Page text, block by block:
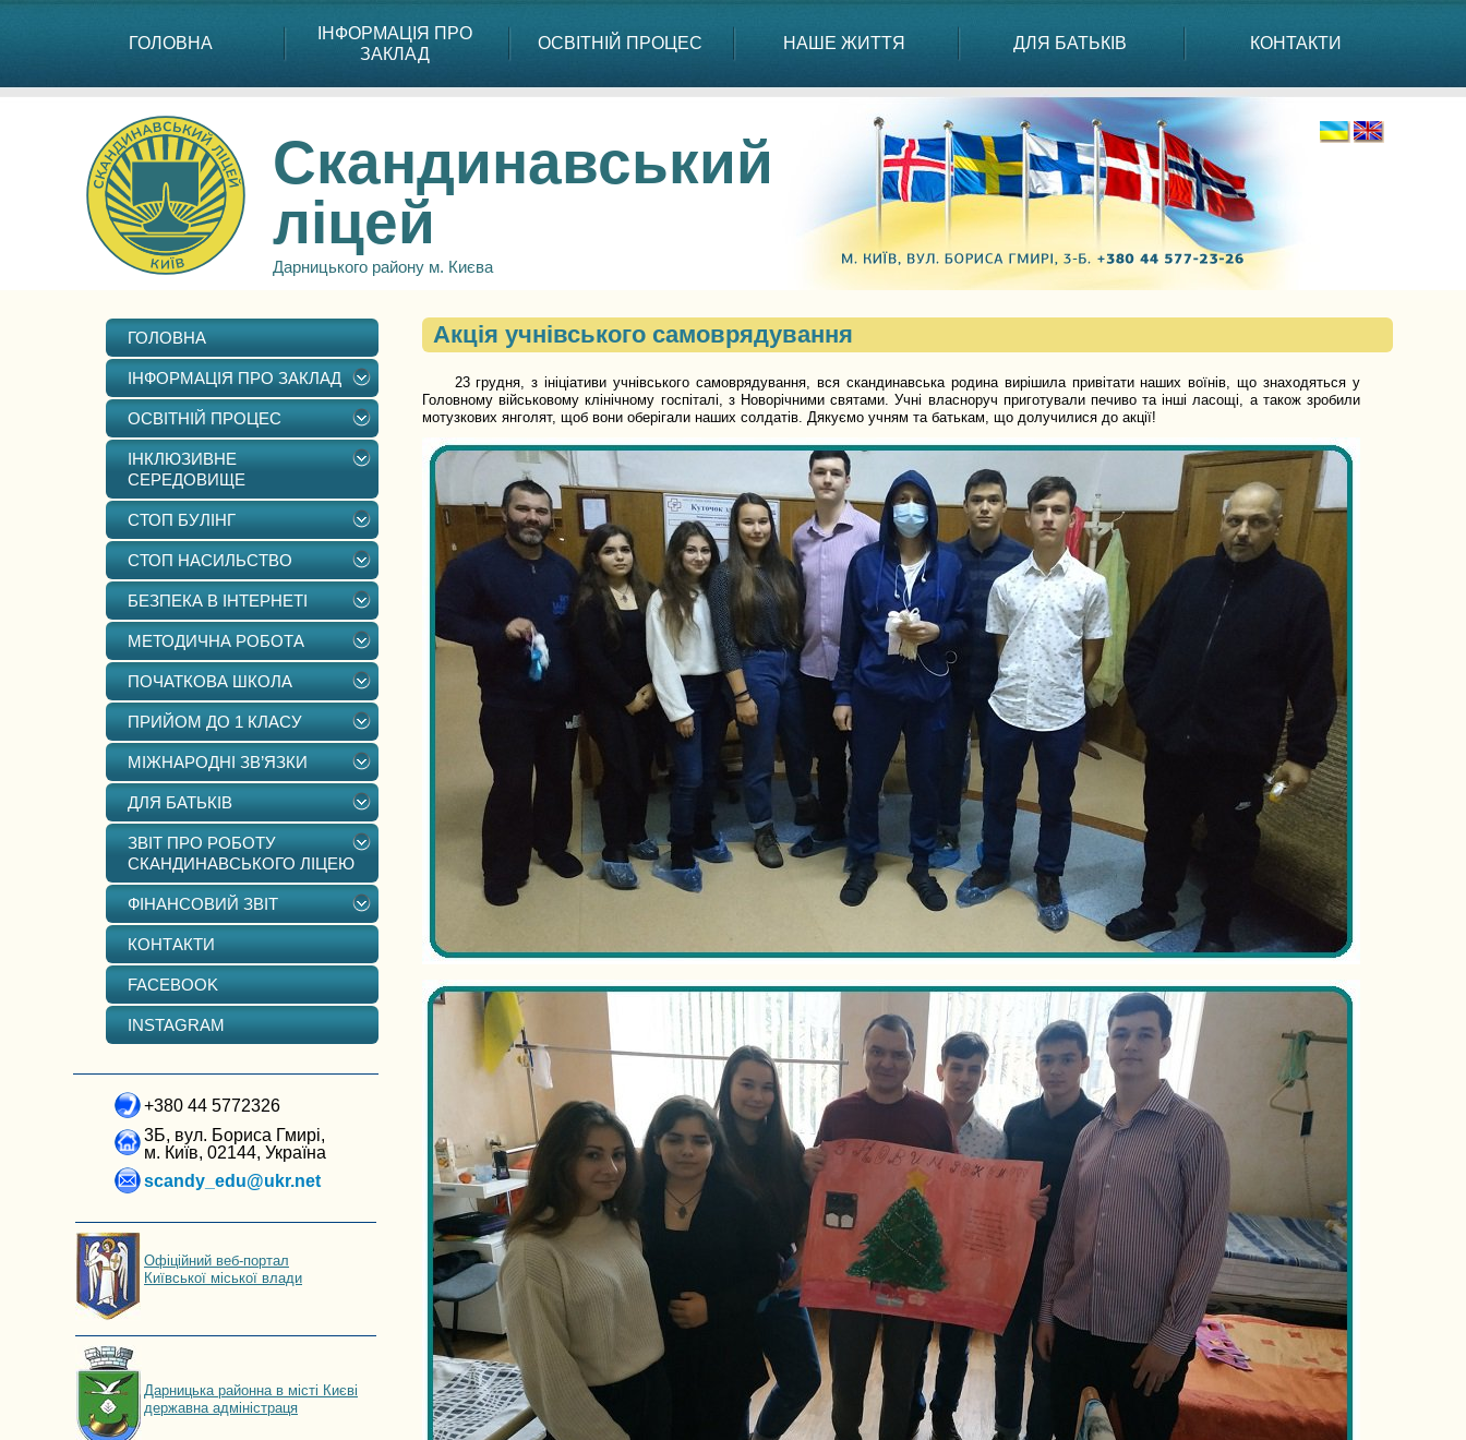
ГОЛОВНА
ІНФОРМАЦІЯ ПРО
ЗАКЛАД
ОСВІТНІЙ ПРОЦЕС НАШЕ ЖИТТЯ ДЛЯ БАТЬКІВ КОНТАКТИ
Скандинавський
ліцей
Дарницького району м. Києва
ГОЛОВНА
ІНФОРМАЦІЯ ПРО ЗАКЛАД
ОСВІТНІЙ ПРОЦЕС
ІНКЛЮЗИВНЕ
СЕРЕДОВИЩЕ
СТОП БУЛІНГ
СТОП НАСИЛЬСТВО
БЕЗПЕКА В ІНТЕРНЕТІ
МЕТОДИЧНА РОБОТА
ПОЧАТКОВА ШКОЛА
ПРИЙОМ ДО 1 КЛАСУ
МІЖНАРОДНІ ЗВ’ЯЗКИ
ДЛЯ БАТЬКІВ
ЗВІТ ПРО РОБОТУ
СКАНДИНАВСЬКОГО ЛІЦЕЮ
ФІНАНСОВИЙ ЗВІТ
КОНТАКТИ
FACEBOOK
INSTAGRAM
+380 44 5772326
3Б, вул. Бориса Гмирі,
м. Київ, 02144, Україна
scandy_edu@ukr.net
Офіційний веб-портал
Київської міської влади
Дарницька районна в місті Києві
державна адміністраця
Акція учнівського самоврядування
23 грудня, з ініціативи учнівського самоврядування, вся скандинавська родина вирішила привітати наших воїнів, що знаходяться у
Головному військовому клінічному госпіталі, з Новорічними святами. Учні власноруч приготували печиво та інші ласощі, а також зробили
мотузкових янголят, щоб вони оберігали наших солдатів. Дякуємо учням та батькам, що долучилися до акції!